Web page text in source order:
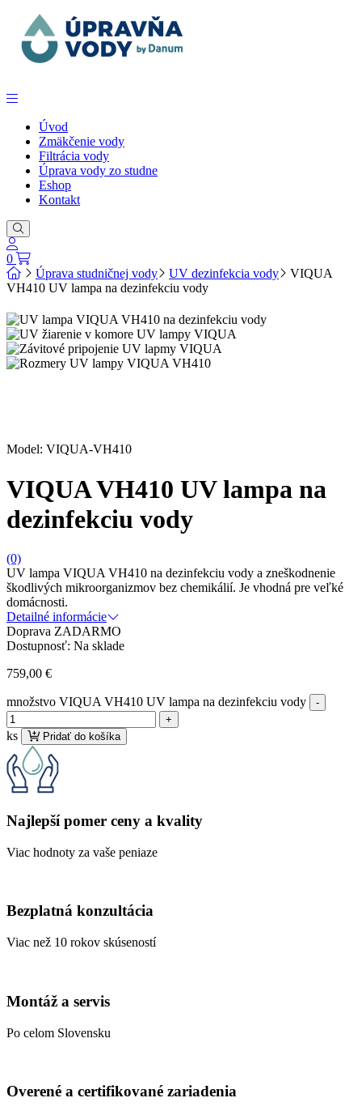
Úvod
Zmäkčenie vody
Filtrácia vody
Úprava vody zo studne
Eshop
Kontakt
0
Úprava studničnej vody
UV dezinfekcia vody
VIQUA
VH410 UV lampa na dezinfekciu vody
Model: VIQUA-VH410
VIQUA VH410 UV lampa na
dezinfekciu vody
(0)
UV lampa VIQUA VH410 na dezinfekciu vody a zneškodnenie
škodlivých mikroorganizmov bez chemikálií. Je vhodná pre veľké
domácnosti.
Detailné informácie
Doprava ZADARMO
Dostupnosť: Na sklade
759,00 €
množstvo VIQUA VH410 UV lampa na dezinfekciu vody
ks Pridať do košíka
Najlepší pomer ceny a kvality
Viac hodnoty za vaše peniaze
Bezplatná konzultácia
Viac než 10 rokov skúseností
Montáž a servis
Po celom Slovensku
Overené a certifikované zariadenia